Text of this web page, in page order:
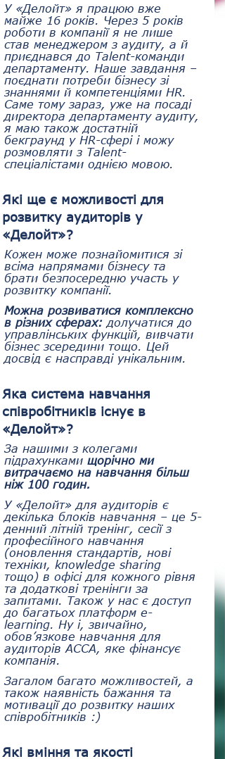
У «Делойт» я працюю вже
майже 16 років. Через 5 років
роботи в компанії я не лише
став менеджером з аудиту, а й
приєднався до Talent-команди
департаменту. Наше завдання –
поєднати потреби бізнесу зі
знаннями й компетенціями HR.
Саме тому зараз, уже на посаді
директора департаменту аудиту,
я маю також достатній
бекграунд у HR-сфері і можу
розмовляти з Talent-
спеціалістами однією мовою.
Які ще є можливості для
розвитку аудиторів у
«Делойт»?
Кожен може познайомитися зі
всіма напрямами бізнесу та
брати безпосередню участь у
розвитку компанії.
Можна розвиватися комплексно
в різних сферах: долучатися до
управлінських функцій, вивчати
бізнес зсередини тощо. Цей
досвід є насправді унікальним.
Яка система навчання
співробітників існує в
«Делойт»?
За нашими з колегами
підрахунками щорічно ми
витрачаємо на навчання більш
ніж 100 годин.
У «Делойт» для аудиторів є
декілька блоків навчання – це 5-
денний літній тренінг, сесії з
професійного навчання
(оновлення стандартів, нові
техніки, knowledge sharing
тощо) в офісі для кожного рівня
та додаткові тренінги за
запитами. Також у нас є доступ
до багатьох платформ e-
learning. Ну і, звичайно,
обов’язкове навчання для
аудиторів ACCA, яке фінансує
компанія.
Загалом багато можливостей, а
також наявність бажання та
мотивації до розвитку наших
співробітників :)
Які вміння та якості